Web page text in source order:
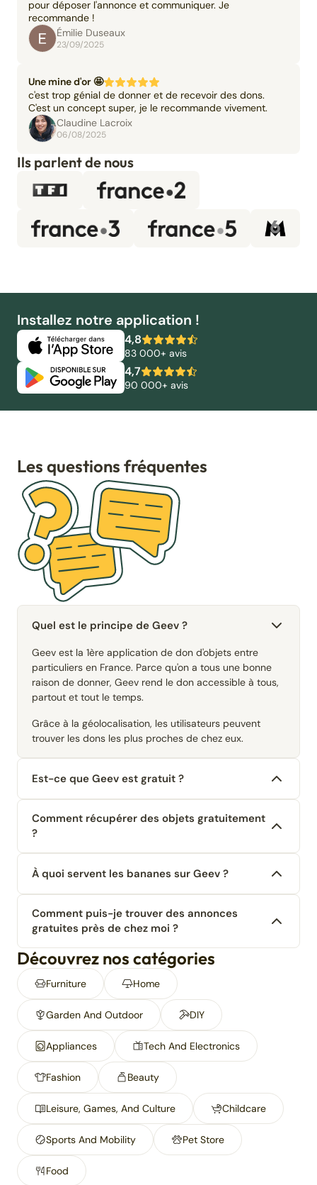
pour déposer l'annonce et communiquer. Je
recommande !
Émilie Duseaux
23/09/2025
Une mine d'or 🤩
c'est trop génial de donner et de recevoir des dons.
C'est un concept super, je le recommande vivement.
Claudine Lacroix
06/08/2025
Ils parlent de nous
Installez notre application !
4,8
83 000+ avis
4,7
90 000+ avis
Les questions fréquentes
Quel est le principe de Geev ?
Geev est la 1ère application de don d'objets entre
particuliers en France. Parce qu'on a tous une bonne
raison de donner, Geev rend le don accessible à tous,
partout et tout le temps.
Grâce à la géolocalisation, les utilisateurs peuvent
trouver les dons les plus proches de chez eux.
Est-ce que Geev est gratuit ?
Comment récupérer des objets gratuitement
?
À quoi servent les bananes sur Geev ?
Comment puis-je trouver des annonces
gratuites près de chez moi ?
Découvrez nos catégories
Furniture Home
Garden And Outdoor DIY
Appliances Tech And Electronics
Fashion Beauty
Leisure, Games, And Culture Childcare
Sports And Mobility Pet Store
Food